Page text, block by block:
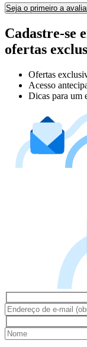
Seja o primeiro a
Cadastre-se
ofertas
Ofertas
Acesso
Dicas para um